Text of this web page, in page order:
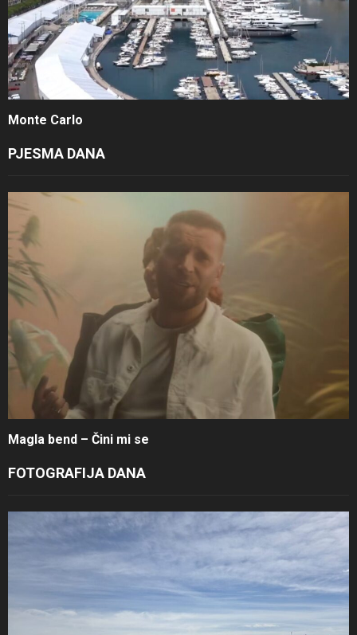
Monte Carlo
PJESMA DANA
Magla bend – Čini mi se
FOTOGRAFIJA DANA